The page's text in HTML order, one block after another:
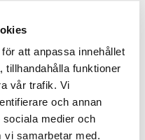
att anpassa innehållet
tillhandahålla funktioner
vår trafik. Vi
och annan
medier och
vi samarbetar med.
är parkerad på en
helst nära en
gärna ligga precis i
banor, vatten eller